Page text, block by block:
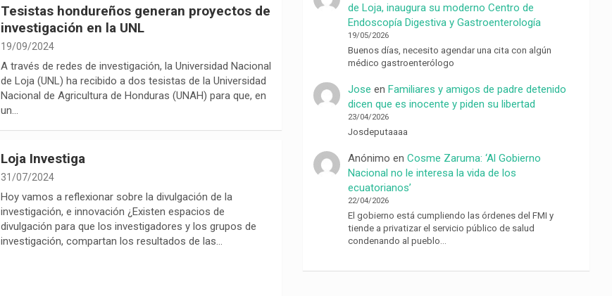
Tesistas hondureños generan proyectos de
investigación en la UNL
19/09/2024
A través de redes de investigación, la Universidad Nacional
de Loja (UNL) ha recibido a dos tesistas de la Universidad
Nacional de Agricultura de Honduras (UNAH) para que, en
un…
Loja Investiga
31/07/2024
Hoy vamos a reflexionar sobre la divulgación de la
investigación, e innovación ¿Existen espacios de
divulgación para que los investigadores y los grupos de
investigación, compartan los resultados de las…
de Loja, inaugura su moderno Centro de
Endoscopía Digestiva y Gastroenterología
19/05/2026
Buenos días, necesito agendar una cita con algún
médico gastroenterólogo
Jose enFamiliares y amigos de padre detenido
dicen que es inocente y piden su libertad
23/04/2026
Josdeputaaaa
Anónimo enCosme Zaruma: ‘Al Gobierno
Nacional no le interesa la vida de los
ecuatorianos’
22/04/2026
El gobierno está cumpliendo las órdenes del FMI y
tiende a privatizar el servicio público de salud
condenando al pueblo…